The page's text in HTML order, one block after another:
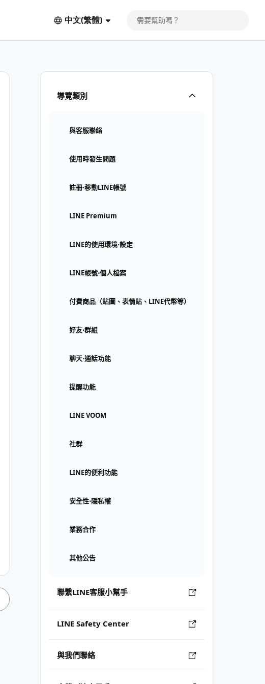
中文(繁體)
導覽類別
與客服聯絡
使用時發生問題
註冊⋅移動LINE帳號
LINE Premium
LINE的使用環境⋅設定
LINE帳號⋅個人檔案
付費商品（貼圖、表情貼、LINE代幣等）
好友⋅群組
聊天⋅通話功能
提醒功能
LINE VOOM
社群
LINE的便利功能
安全性⋅隱私權
業務合作
其他公告
聯繫LINE客服小幫手
LINE Safety Center
與我們聯絡